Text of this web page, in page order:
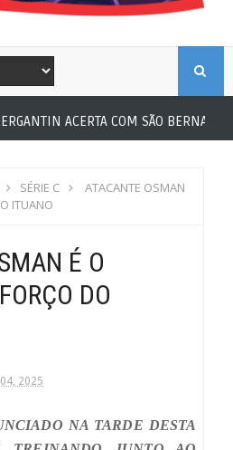
ACERTA COM SÃO BERNARDO
SÉRIE C
ATACANTE OSMAN
ITUANO
É O
DO
2025
NA TARDE DESTA